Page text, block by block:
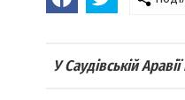
У Саудівській